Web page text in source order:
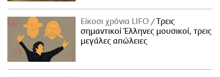
Είκοσι χρόνια LIFO
Tρεις
σημαντικοί Έλληνες μουσικοί, τρεις
μεγάλες απώλειες